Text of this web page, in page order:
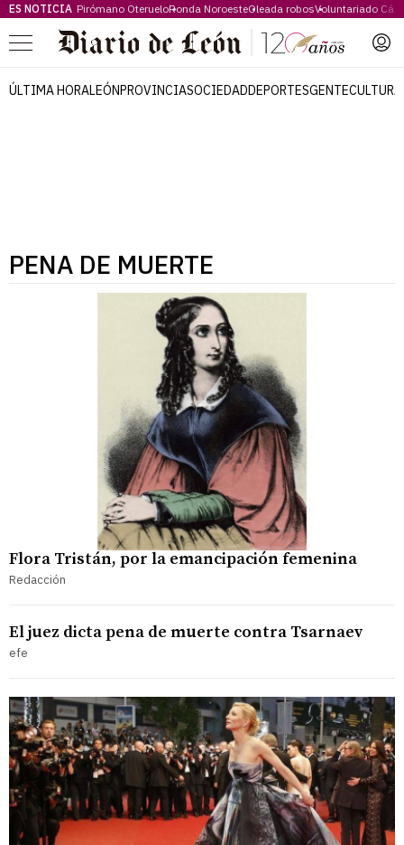
ES NOTICIA Pirómano OterueloRonda NoroesteOleada robosVoluntariado
Menú
ÚLTIMA HORALEÓNPROVINCIASOCIEDADDEPORTESGENTECULTURA
PENA DE MUERTE
Flora Tristán, por la emancipación femenina
Redacción
El juez dicta pena de muerte contra Tsarnaev
efe